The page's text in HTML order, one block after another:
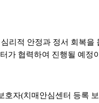
리적 안정과 정서 회복을
가 협력하여 진행될 예정
자(치매안심센터 등록